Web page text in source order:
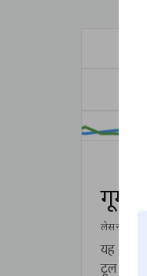
गूगल
लेसन
यह
टूल का